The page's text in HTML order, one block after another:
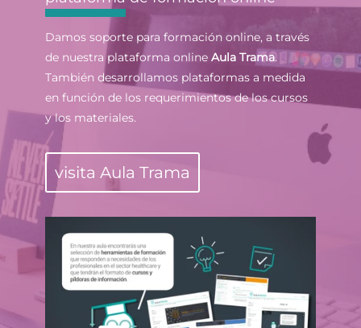
Damos soporte para formación online, a través
de nuestra plataforma online Aula Trama.
También desarrollamos plataformas a medida
en función de los requerimientos de los cursos
y los materiales.
visita Aula Trama